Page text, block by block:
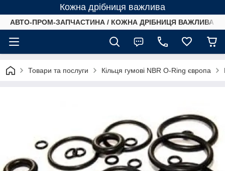
Кожна дрібниця важлива
АВТО-ПРОМ-ЗАПЧАСТИНА / КОЖНА ДРІБНИЦЯ ВАЖЛИВА /
Товари та послуги Кільця гумові NBR O-Ring європа